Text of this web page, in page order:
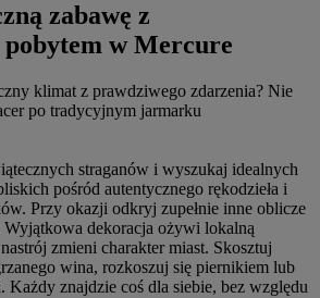
zabawę z
w Mercure
klimat z prawdziwego zdarzenia? Nie
po tradycyjnym jarmarku
straganów i wyszukaj idealnych
pośród autentycznego rękodzieła i
Przy okazji odkryj zupełnie inne oblicze
dekoracja ożywi lokalną
zmieni charakter miast. Skosztuj
wina, rozkoszuj się piernikiem lub
Każdy znajdzie coś dla siebie, bez względu